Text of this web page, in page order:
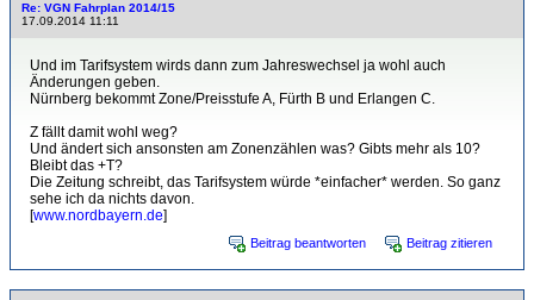
Re: VGN Fahrplan 2014/15
17.09.2014 11:11
Und im Tarifsystem wirds dann zum Jahreswechsel ja wohl auch
Änderungen geben.
Nürnberg bekommt Zone/Preisstufe A, Fürth B und Erlangen C.
Z fällt damit wohl weg?
Und ändert sich ansonsten am Zonenzählen was? Gibts mehr als 10?
Bleibt das +T?
Die Zeitung schreibt, das Tarifsystem würde *einfacher* werden. So ganz
sehe ich da nichts davon.
[www.nordbayern.de]
Beitrag beantworten Beitrag zitieren